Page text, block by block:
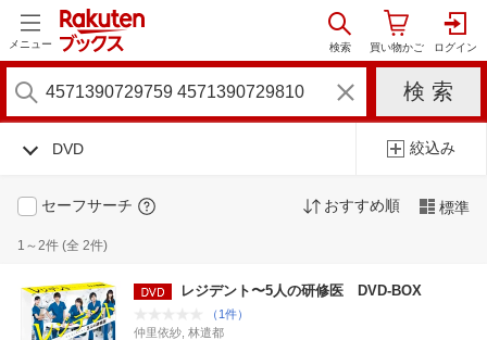
メニュー
DVD 絞込み
セーフサーチ おすすめ順 標準
1～2件 (全 2件)
レジデント〜5人の研修医 DVD-BOX
（1件）
仲里依紗, 林遣都